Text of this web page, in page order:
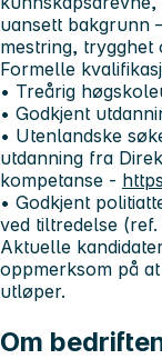
uansett bakgrunn
mestring, trygghet
Formelle
• Treårig
• Godkjent
• Utenlandske
utdanning fra
kompetanse -
• Godkjent
ved tiltredelse
Aktuelle
oppmerksom på
utløper.
Om